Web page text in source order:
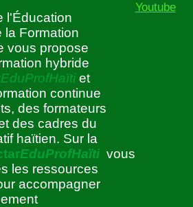
l'Éducation
la Formation
vous propose
hybride
EduProfHaïti et
continue
des formateurs
des cadres du
haïtien. Sur la
EduProfHaïti vous
les ressources
accompagner
Youtube